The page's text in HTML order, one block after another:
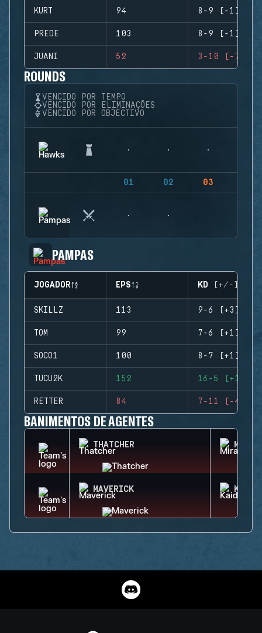
KURT 94 8-9 (-1)
PREDE 103 8-9 (-1)
JUANI 52 3-10 (-7)
ROUNDS
VENCIDO POR TEMPO
VENCIDO POR ELIMINAÇÕES
VENCIDO POR OBJECTIVO
01 02 03
PAMPAS
JOGADOR EPS KD (+/-)
SKILLZ 113 9-6 (+3)
TOM 99 7-6 (+1)
SOCO1 100 8-7 (+1)
TUCU2K 152 16-5 (+11)
RETTER 84 7-11 (-4)
BANIMENTOS DE AGENTES
THATCHER MIRA
MAVERICK KAID